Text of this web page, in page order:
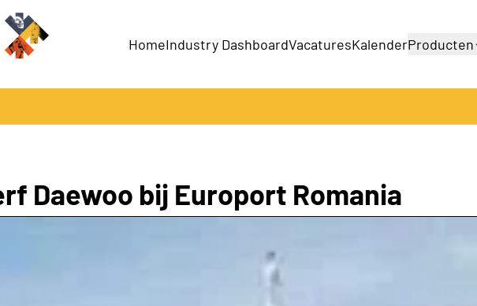
HomeIndustry DashboardVacaturesKalenderProducten
Productengids
Daewoo bij Europort Romania